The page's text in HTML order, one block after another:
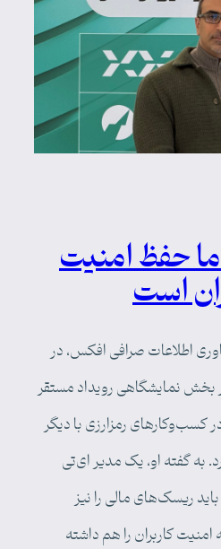
حفظ امنیت
است
اطلاعات صرافی افکس، در
که در بخش نمایشگاهی رویداد مستقر
کسب‌وکارهای رمزارزی با دیگر
گفته او،‌ یک مدیر ای‌تی
ریسک‌های مالی را نیز
کاربران را هم داشته